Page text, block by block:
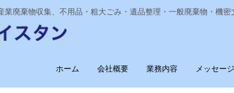
業廃棄物収集、不用品・粗大ごみ・遺品整理・一般廃棄物・機
ホーム 会社概要 業務内容 メッセージ